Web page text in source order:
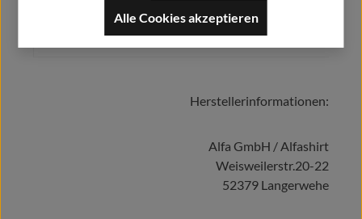
Preise inkl. MwSt. zzgl. Versandkosten
Details
Herstellerinformationen:
Alfa GmbH / Alfashirt
Weisweilerstr.20-22
52379 Langerwehe
Alle Cookies akzeptieren